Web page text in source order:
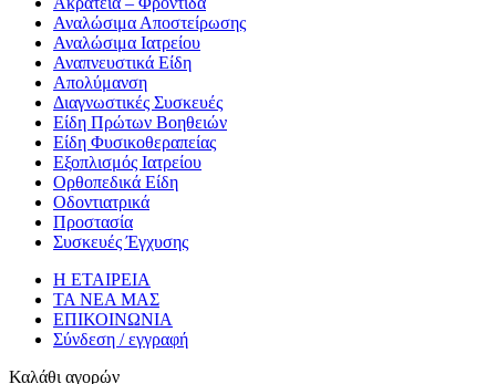
Αναλώσιμα Αποστείρωσης
Αναλώσιμα Ιατρείου
Αναπνευστικά Είδη
Απολύμανση
Διαγνωστικές Συσκευές
Είδη Πρώτων Βοηθειών
Είδη Φυσικοθεραπείας
Εξοπλισμός Ιατρείου
Ορθοπεδικά Είδη
Οδοντιατρικά
Προστασία
Συσκευές Έγχυσης
Η ΕΤΑΙΡΕΙΑ
ΤΑ ΝΕΑ ΜΑΣ
ΕΠΙΚΟΙΝΩΝΙΑ
Σύνδεση / εγγραφή
Καλάθι αγορών